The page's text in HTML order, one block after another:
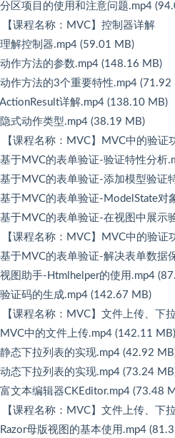
区项目的使用和注意问题.mp4
课程名称：MVC】控制器详解
解控制器.mp4 (59.01 MB)
作方法的参数.mp4 (148.16 MB)
作方法的3个重要特性.mp4 (71.92
详解.mp4 (138.10 MB)
式动作类型.mp4 (38.19 MB)
课程名称：MVC】MVC中的验证
于MVC的表单验证-验证特性分析
于MVC的表单验证-添加模型验证
于MVC的表单验证-ModelState对
于MVC的表单验证-在视图中展示
课程名称：MVC】MVC中的验证
于MVC的表单验证-解决表单数据
图助手-Htmlhelper的使用.mp4
证码的生成.mp4 (142.67 MB)
课程名称：MVC】文件上传、下
中的文件上传.mp4 (142.11 MB)
态下拉列表的实现.mp4 (42.92
态下拉列表的实现.mp4 (73.24
文本编辑器CKEditor.mp4 (73.48
课程名称：MVC】文件上传、下
母版视图的基本使用.mp4